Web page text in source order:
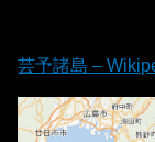
芸予諸島 –